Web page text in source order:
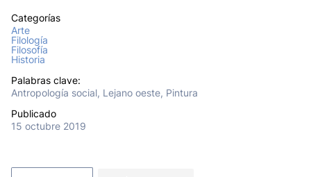
Categorías
Arte
Filología
Filosofía
Historia
Palabras clave:
Antropología social, Lejano oeste, Pintura
Publicado
15 octubre 2019